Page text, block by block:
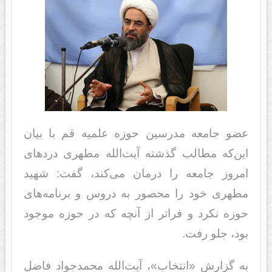
عضو جامعه مدرسین حوزه علمیه قم با بیان
این‌که مطالب گذشته آیت‌الله مطهری دردهای
امروز جامعه را درمان می‌کند، گفت: شهید
مطهری خود را محصور به دروس و برنامه‌های
حوزه نکرد و فراتر از آنچه که در حوزه موجود
بود، جلو رفت.
به گزارش «انتخاب»،‌ آیت‌الله محمدجواد فاضل